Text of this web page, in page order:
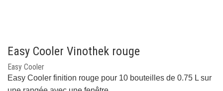
Easy Cooler Vinothek rouge
Easy Cooler
Easy Cooler finition rouge pour 10 bouteilles de 0.75 L sur